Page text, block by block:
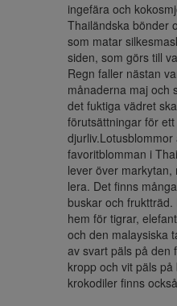
ingefära och
Thailändska bönder
som matar
siden, som görs till
Regn faller nästan
månaderna maj och
det fuktiga vädret
förutsättningar för
favoritblomman i
lever över
lera. Det finns
buskar och
hem för tigrar,
och den malaysiska
av svart päls på den
kropp och vit päls
krokodiler finns